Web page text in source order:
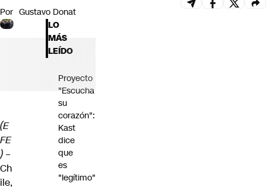
Por Gustavo Donat
(E
FE
) –
Ch
ile,
LO
MÁS
LEÍDO
Proyecto
"Escucha
su
corazón":
Kast
dice
que
es
"legítimo"